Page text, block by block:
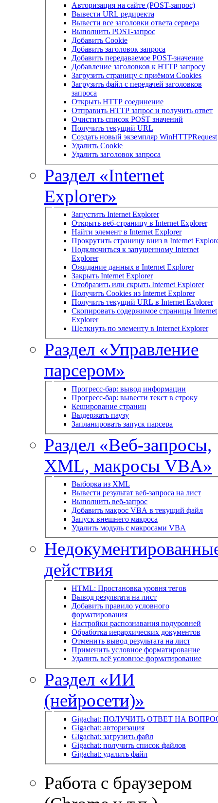
Авторизация на сайте (POST-запрос)
Вывести URL редиректа
Вывести все заголовки ответа сервера
Выполнить POST-запрос
Добавить Cookie
Добавить заголовок запроса
Добавить передаваемое POST-значение
Добавление заголовков к HTTP запросу
Загрузить страницу с приёмом Cookies
Загрузить файл с передачей заголовков
запроса
Открыть HTTP соединение
Отправить HTTP запрос и получить ответ
Очистить список POST значений
Получить текущий URL
Создать новый экземпляр WinHTTPRequest
Удалить Cookie
Удалить заголовок запроса
Раздел «Internet
Explorer»
Запустить Internet Explorer
Открыть веб-страницу в Internet Explorer
Найти элемент в Internet Explorer
Прокрутить страницу вниз в Internet
Подключиться к запущенному Internet
Explorer
Ожидание данных в Internet Explorer
Закрыть Internet Explorer
Отобразить или скрыть Internet Explorer
Получить Cookies из Internet Explorer
Получить текущий URL в Internet Explorer
Скопировать содержимое страницы Internet
Explorer
Щелкнуть по элементу в Internet Explorer
Раздел «Управление
парсером»
Прогресс-бар: вывод информации
Прогресс-бар: вывести текст в строку
Кеширование страниц
Выдержать паузу
Запланировать запуск парсера
Раздел «Веб-запросы,
XML, макросы VBA»
Выборка из XML
Вывести результат веб-запроса на лист
Выполнить веб-запрос
Добавить макрос VBA в текущий файл
Запуск внешнего макроса
Удалить модуль с макросами VBA
действия
HTML: Простановка уровня тегов
Вывод результата на лист
Добавить правило условного
форматирования
Настройки распознавания подуровней
Обработка иерархических документов
Отменить вывод результата на лист
Применить условное форматирование
Удалить всё условное форматирование
Раздел «ИИ
(нейросети)»
Gigachat: ПОЛУЧИТЬ ОТВЕТ НА
Gigachat: авторизация
Gigachat: загрузить файл
Gigachat: получить список файлов
Gigachat: удалить файл
Работа с браузером